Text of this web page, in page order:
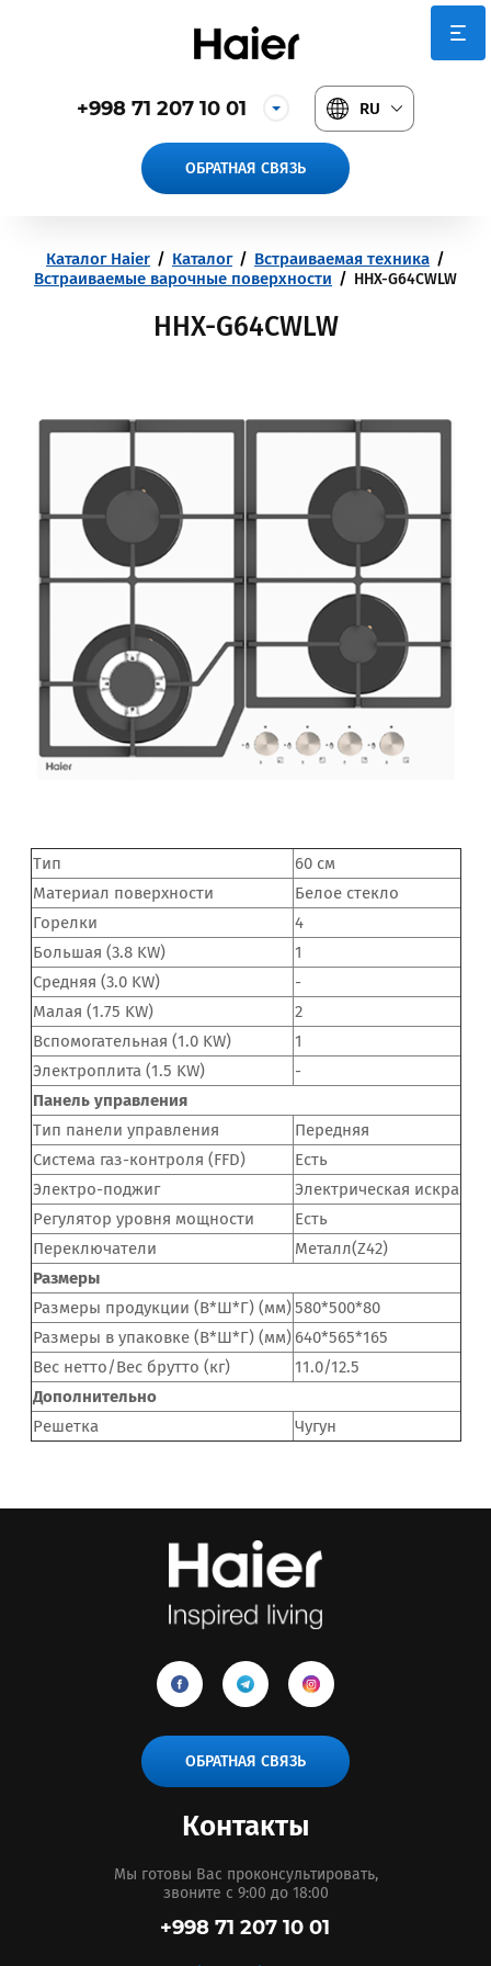
+998 71 207 10 01 RU
ОБРАТНАЯ СВЯЗЬ
Каталог Haier / Каталог / Встраиваемая техника /
Встраиваемые варочные поверхности / HHX-G64CWLW
HHX-G64CWLW
Тип
60 см
Материал поверхности
Белое стекло
Горелки
4
Большая (3.8 KW)
1
Средняя (3.0 KW)
-
Малая (1.75 KW)
2
Вспомогательная (1.0 KW)
1
Электроплита (1.5 KW)
-
Панель управления
Тип панели управления
Передняя
Система газ-контроля (FFD)
Есть
Электро-поджиг
Электрическая искра
Регулятор уровня мощности
Есть
Переключатели
Металл(Z42)
Размеры
Размеры продукции (В*Ш*Г) (мм)580*500*80
Размеры в упаковке (В*Ш*Г) (мм) 640*565*165
Вес нетто/Вес брутто (кг)
11.0/12.5
Дополнительно
Решетка
Чугун
ОБРАТНАЯ СВЯЗЬ
Контакты
Мы готовы Вас проконсультировать,
звоните с 9:00 до 18:00
+998 71 207 10 01